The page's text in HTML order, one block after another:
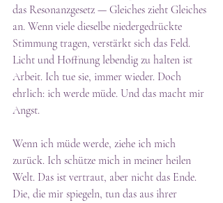
das Resonanzgesetz — Gleiches zieht Gleiches
an. Wenn viele dieselbe niedergedrückte
Stimmung tragen, verstärkt sich das Feld.
Licht und Hoffnung lebendig zu halten ist
Arbeit. Ich tue sie, immer wieder. Doch
ehrlich: ich werde müde. Und das macht mir
Angst.
Wenn ich müde werde, ziehe ich mich
zurück. Ich schütze mich in meiner heilen
Welt. Das ist vertraut, aber nicht das Ende.
Die, die mir spiegeln, tun das aus ihrer